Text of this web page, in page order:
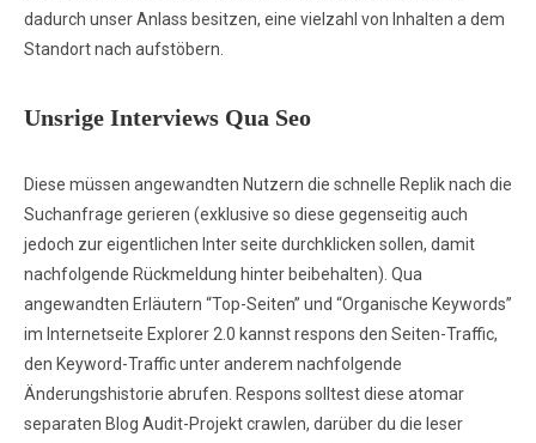
dadurch unser Anlass besitzen, eine vielzahl von Inhalten a dem
Standort nach aufstöbern.
Unsrige Interviews Qua Seo
Diese müssen angewandten Nutzern die schnelle Replik nach die
Suchanfrage gerieren (exklusive so diese gegenseitig auch
jedoch zur eigentlichen Inter seite durchklicken sollen, damit
nachfolgende Rückmeldung hinter beibehalten). Qua
angewandten Erläutern “Top-Seiten” und “Organische Keywords”
im Internetseite Explorer 2.0 kannst respons den Seiten-Traffic,
den Keyword-Traffic unter anderem nachfolgende
Änderungshistorie abrufen. Respons solltest diese atomar
separaten Blog Audit-Projekt crawlen, darüber du die leser